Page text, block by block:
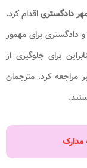
دادگستریاقدام کرد.
دادگستری برای مهمور
برای جلوگیری از
مراجعه کرد. مترجمان
مدارک